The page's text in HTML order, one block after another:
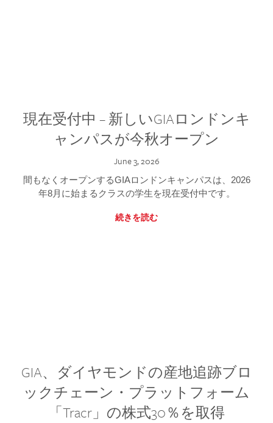
現在受付中 – 新しいGIAロンドンキ
ャンパスが今秋オープン
June 3, 2026
間もなくオープンするGIAロンドンキャンパスは、2026
年8月に始まるクラスの学生を現在受付中です。
続きを読む
GIA、ダイヤモンドの産地追跡ブロ
ックチェーン・プラットフォーム
「Tracr」の株式30％を取得